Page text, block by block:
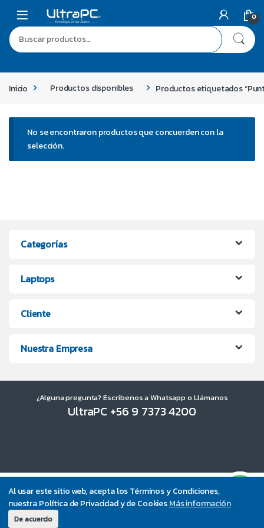
Al usar este sitio web, acepta los Términos y Condiciones,
nuestra Política de Privacidad y de CookiesMás información
De acuerdo
0
Inicio Productos disponibles Productos etiquetados
No se encontraron productos que concuerden con la
selección.
Categorías
Laptops
Cliente
Nuestra Empresa
¿Alguna pregunta? Escríbenos a Whatsapp o Llámanos
UltraPC +56 9 7373 4200